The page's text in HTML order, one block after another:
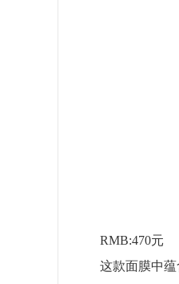
RMB:470元
这款面膜中蕴含